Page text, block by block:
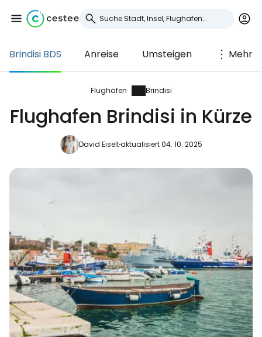
Brindisi BDS Anreise Umsteigen Mehr
Flughäfen Brindisi
Flughafen Brindisi in Kürze
David Eiseltaktualisiert 04. 10. 2025
Anmeldung bei
Cestee
... die weltweite Reise-Community
Weiter mit E-Mail